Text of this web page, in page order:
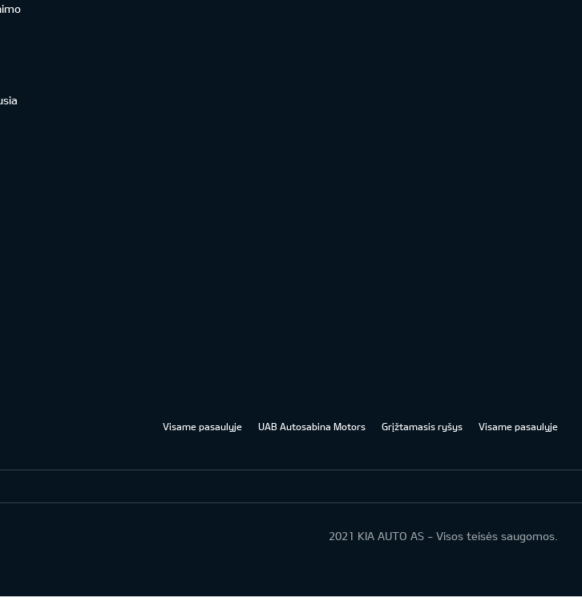
Visame pasaulyje UAB Autosabina Motors Grįžtamasis ryšys Visame pasaulyje
2021 KIA AUTO AS - Visos teisės saugomos.